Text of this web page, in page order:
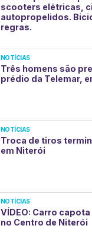
scooters elétricas,
autopropelidos.
regras.
NOTÍCIAS
Três homens são
prédio da Telemar,
NOTÍCIAS
Troca de tiros
em Niterói
NOTÍCIAS
VÍDEO: Carro
no Centro de Niterói